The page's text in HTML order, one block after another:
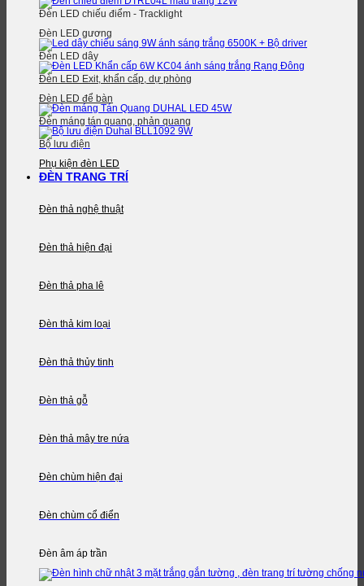
Đèn LED chiếu điểm - Tracklight
Đèn LED gương
Đèn LED dây
Đèn LED Exit, khẩn cấp, dự phòng
Đèn LED để bàn
Đèn máng tán quang, phản quang
Bộ lưu điện
Phụ kiện đèn LED
ĐÈN TRANG TRÍ
Đèn thả nghệ thuật
Đèn thả hiện đại
Đèn thả pha lê
Đèn thả kim loại
Đèn thả thủy tinh
Đèn thả gỗ
Đèn thả mây tre nứa
Đèn chùm hiện đại
Đèn chùm cổ điển
Đèn âm áp trần